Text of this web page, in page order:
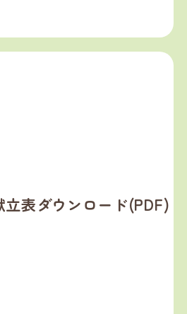
表ダウンロード(PDF)